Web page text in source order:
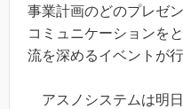
事業計画のどのプレゼ
コミュニケーションを
流を深めるイベントが
アスノシステムは明